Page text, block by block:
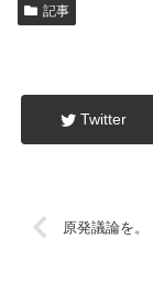
記事
Twitter
原発議論を。